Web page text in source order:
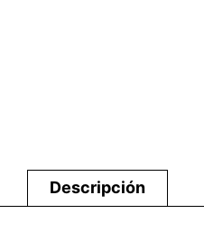
Descripción